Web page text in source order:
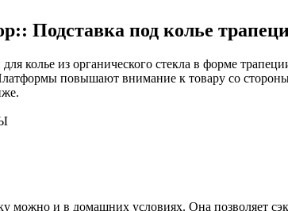
Подставка под колье
колье из органического стекла в форме
повышают внимание к товару со стороны
можно и в домашних условиях. Она позволяет